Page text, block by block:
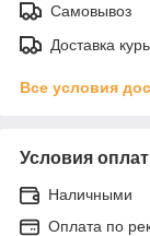
Самовывоз
Доставка
Все условия
Условия
Наличными
Оплата по